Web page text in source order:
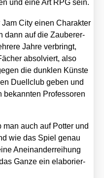
und eine Art RPG sein.
City einen Cha­rak­ter
dann auf die Zau­be­rer­
Jah­re ver­bringt,
absol­viert, also
die dunk­len Küns­te
Duell­club geben und
bekann­ten Pro­fes­so­ren
auch auf Pot­ter und
wie das Spiel genau
Anein­an­der­rei­hung
Gan­ze ein ela­bo­rier­